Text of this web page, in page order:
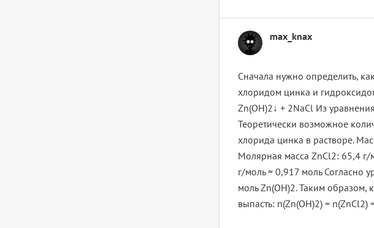
max_knax
Сначала нужно определить,
хлоридом цинка и
Zn(OH)2↓ + 2NaCl Из
Теоретически возможное
хлорида цинка в растворе.
Молярная масса ZnCl2: 65,4 г/
г/моль ≈ 0,917 моль Согласно
моль Zn(OH)2. Таким образом,
выпасть: n(Zn(OH)2) =